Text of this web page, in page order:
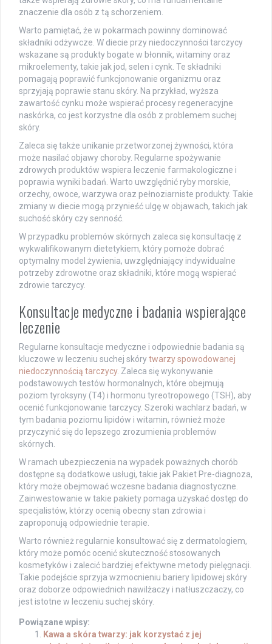
znaczenie dla osób z tą schorzeniem.
Warto pamiętać, że w pokarmach powinny dominować
składniki odżywcze. W diecie przy niedoczynności tarczycy
wskazane są produkty bogate w błonnik, witaminy oraz
mikroelementy, takie jak jod, selen i cynk. Te składniki
pomagają poprawić funkcjonowanie organizmu oraz
sprzyjają poprawie stanu skóry. Na przykład, wyższa
zawartość cynku może wspierać procesy regeneracyjne
naskórka, co jest korzystne dla osób z problemem suchej
skóry.
Zaleca się także unikanie przetworzonej żywności, która
może nasilać objawy choroby. Regularne spożywanie
zdrowych produktów wspiera leczenie farmakologiczne i
poprawia wyniki badań. Warto uwzględnić ryby morskie,
orzechy, owoce, warzywa oraz pełnoziarniste produkty. Takie
zmiany w diecie mogą przynieść ulgę w objawach, takich jak
suchość skóry czy senność.
W przypadku problemów skórnych zaleca się konsultację z
wykwalifikowanym dietetykiem, który pomoże dobrać
optymalny model żywienia, uwzględniający indywidualne
potrzeby zdrowotne oraz składniki, które mogą wspierać
zdrowie tarczycy.
Konsultacje medyczne i badania wspierające
leczenie
Regularne konsultacje medyczne i odpowiednie badania są
kluczowe w leczeniu suchej skórytwarzy spowodowanej
niedoczynnością tarczycy. Zaleca się wykonywanie
podstawowych testów hormonalnych, które obejmują
poziom tyroksyny (T4) i hormonu tyreotropowego (TSH), aby
ocenić funkcjonowanie tarczycy. Szeroki wachlarz badań, w
tym badania poziomu lipidów i witamin, również może
przyczynić się do lepszego zrozumienia problemów
skórnych.
W ramach ubezpieczenia na wypadek poważnych chorób
dostępne są dodatkowe usługi, takie jak Pakiet Pre-diagnoza,
który może obejmować wczesne badania diagnostyczne.
Zainwestowanie w takie pakiety pomaga uzyskać dostęp do
specjalistów, którzy ocenią obecny stan zdrowia i
zaproponują odpowiednie terapie.
Warto również regularnie konsultować się z dermatologiem,
który może pomóc ocenić skuteczność stosowanych
kosmetyków i zalecić bardziej efektywne metody pielęgnacji.
Takie podejście sprzyja wzmocnieniu bariery lipidowej skóry
oraz doborze odpowiednich nawilżaczy i natłuszczaczy, co
jest istotne w leczeniu suchej skóry.
Powiązane wpisy:
Kawa a skóra twarzy: jak korzystać z jej